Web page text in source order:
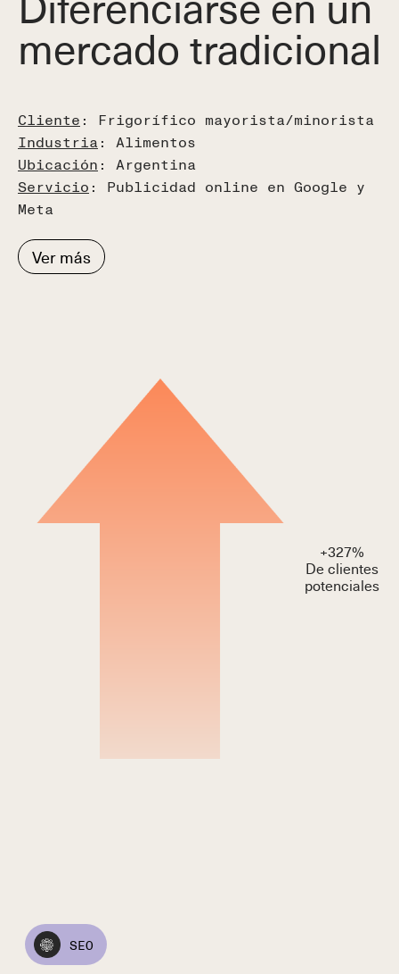
mercado tradicional
Cliente : Frigorífico mayorista/minorista
Industria: Alimentos
Ubicación : Argentina
Servicio : Publicidad online en Google y
Meta
Ver más
+327%
De clientes
potenciales
SEO